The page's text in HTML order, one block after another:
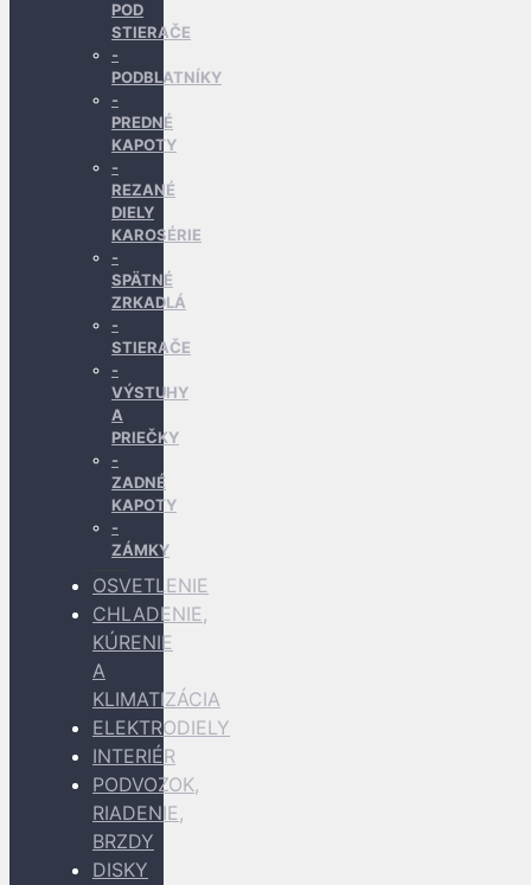
POD
STIERAČE
PODBLATNÍKY
PREDNÉ
KAPOTY
REZANÉ
DIELY
KAROSÉRIE
SPÄTNÉ
ZRKADLÁ
STIERAČE
VÝSTUHY
A
PRIEČKY
ZADNÉ
KAPOTY
ZÁMKY
OSVETLENIE
CHLADENIE,
KÚRENIE
A
KLIMATIZÁCIA
ELEKTRODIELY
INTERIÉR
PODVOZOK,
RIADENIE,
BRZDY
DISKY